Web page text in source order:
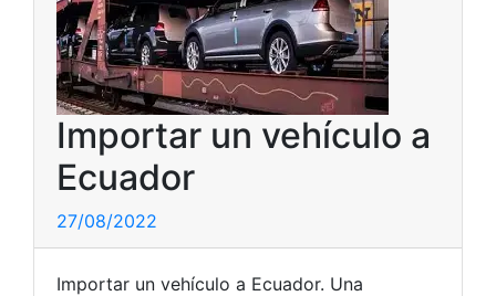
Importar un vehículo a
Ecuador
27/08/2022
Importar un vehículo a Ecuador. Una